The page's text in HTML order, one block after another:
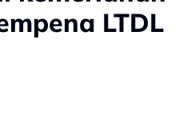
LTDL